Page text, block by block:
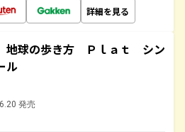
詳細を見る
地球の歩き方 Ｐｌａｔ シン
ル
発売